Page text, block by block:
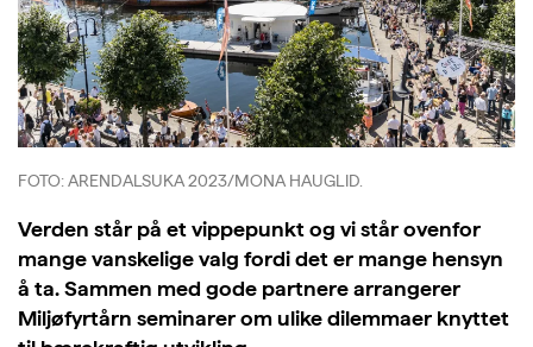
FOTO: ARENDALSUKA 2023/MONA HAUGLID.
Verden står på et vippepunkt og vi står ovenfor
mange vanskelige valg fordi det er mange hensyn
å ta. Sammen med gode partnere arrangerer
Miljøfyrtårn seminarer om ulike dilemmaer knyttet